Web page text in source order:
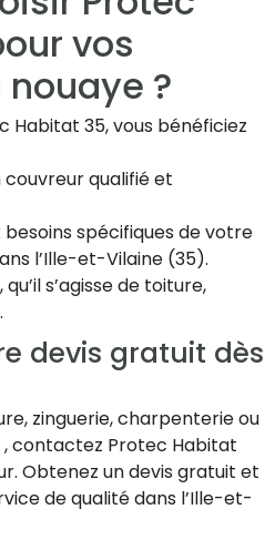
vos
?
Habitat 35, vous bénéficiez
couvreur qualifié et
besoins spécifiques de votre
l’Ille-et-Vilaine (35).
s’agisse de toiture,
devis gratuit dès
zinguerie, charpenterie ou
contactez Protec Habitat
Obtenez un devis gratuit et
de qualité dans l’Ille-et-